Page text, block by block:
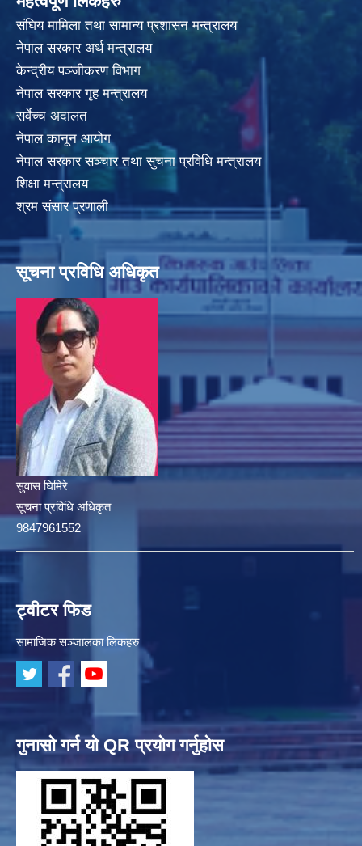
संघिय मामिला तथा सामान्य प्रशासन मन्त्रालय
नेपाल सरकार अर्थ मन्त्रालय
केन्द्रीय पञ्जीकरण विभाग
नेपाल सरकार गृह मन्त्रालय
सर्वेच्च अदालत
नेपाल कानून आयोग
नेपाल सरकार सञ्चार तथा सुचना प्रविधि मन्त्रालय
शिक्षा मन्त्रालय
श्रम संसार प्रणाली
सूचना प्रविधि अधिकृत
सुवास घिमिरे
सूचना प्रविधि अधिकृत
9847961552
ट्वीटर फिड
सामाजिक सञ्जालका लिंकहरु
गुनासो गर्न यो QR प्रयोग गर्नुहोस